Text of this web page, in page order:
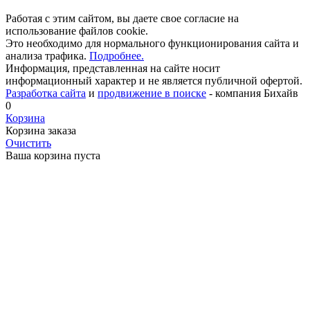
Работая с этим сайтом, вы даете свое согласие на
использование файлов cookie.
Это необходимо для нормального функционирования сайта и
анализа трафика. Подробнее.
Информация, представленная на сайте носит
информационный характер и не является публичной офертой.
Разработка сайта и продвижение в поиске - компания Бихайв
0
Корзина
Корзина заказа
Очистить
Ваша корзина пуста